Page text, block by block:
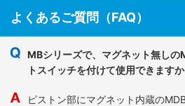
よくあるご質問（FAQ）
MBシリーズで、マグネット無しの
トスイッチを付けて使用できますか
ピストン部にマグネット内蔵の